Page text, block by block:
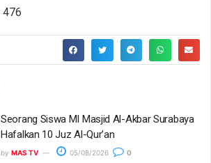
476
Seorang Siswa MI Masjid Al-Akbar Surabaya
Hafalkan 10 Juz Al-Qur’an
by MAS TV 05/08/2026 0